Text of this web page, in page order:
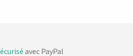
avec PayPal